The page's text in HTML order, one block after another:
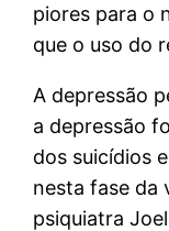
piores para o
que o uso do
A depressão
a depressão
dos suicídios
nesta fase da
psiquiatra